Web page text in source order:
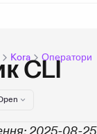
Kora Оператори
CLI